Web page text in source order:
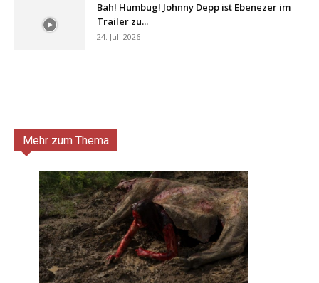
Bah! Humbug! Johnny Depp ist Ebenezer im
Trailer zu...
24. Juli 2026
Mehr zum Thema